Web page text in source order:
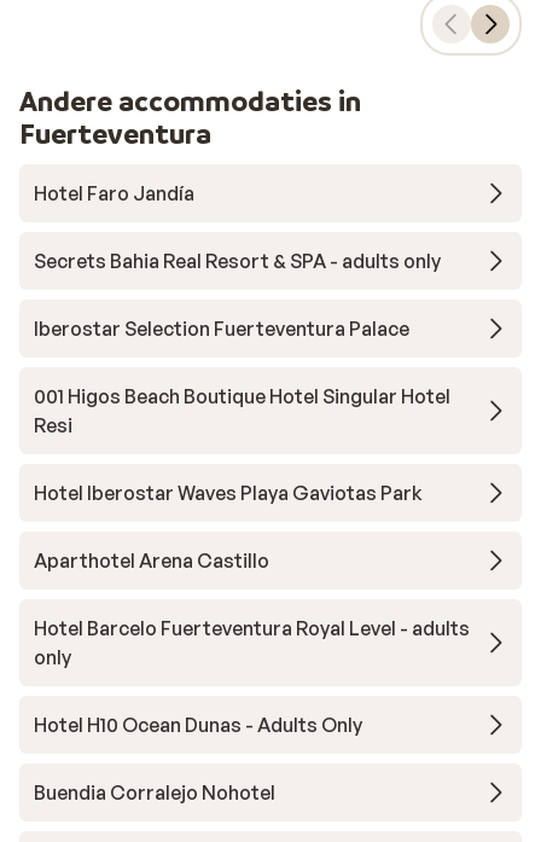
Andere accommodaties in
Fuerteventura
Hotel Faro Jandía
Secrets Bahia Real Resort & SPA - adults only
Iberostar Selection Fuerteventura Palace
001 Higos Beach Boutique Hotel Singular Hotel
Resi
Hotel Iberostar Waves Playa Gaviotas Park
Aparthotel Arena Castillo
Hotel Barcelo Fuerteventura Royal Level - adults
only
Hotel H10 Ocean Dunas - Adults Only
Buendia Corralejo Nohotel